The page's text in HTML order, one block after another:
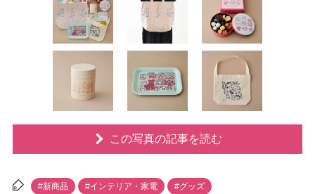
この写真の記事を読む
#新商品 #インテリア・家電 #グッズ